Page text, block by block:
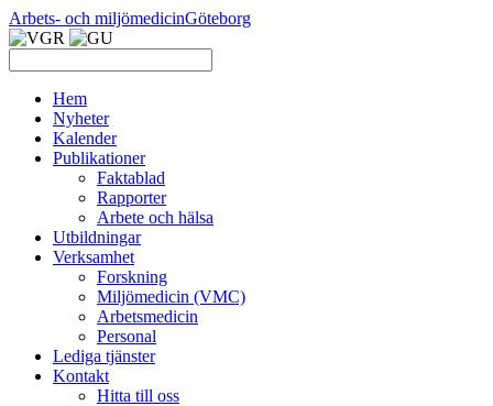
Arbets- och miljömedicinGöteborg
Hem
Nyheter
Kalender
Publikationer
Faktablad
Rapporter
Arbete och hälsa
Utbildningar
Verksamhet
Forskning
Miljömedicin (VMC)
Arbetsmedicin
Personal
Lediga tjänster
Kontakt
Hitta till oss